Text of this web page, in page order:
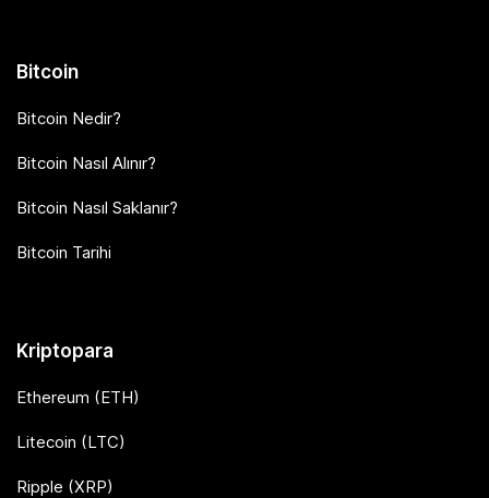
Bitcoin
Bitcoin Nedir?
Bitcoin Nasıl Alınır?
Bitcoin Nasıl Saklanır?
Bitcoin Tarihi
Kriptopara
Ethereum (ETH)
Litecoin (LTC)
Ripple (XRP)